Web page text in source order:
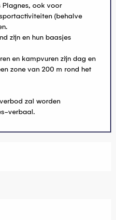
Plagnes, ook voor
(behalve
zijn en hun baasjes
en kampvuren zijn dag en
zone van 200 m rond het
zal worden
verbaal.